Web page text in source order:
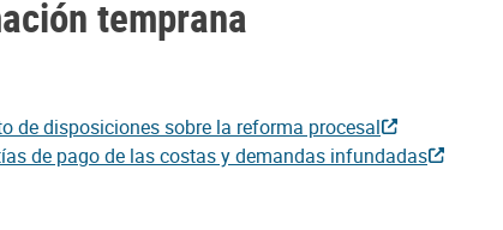
temprana
de disposiciones sobre la reforma procesal
de pago de las costas y demandas infundadas